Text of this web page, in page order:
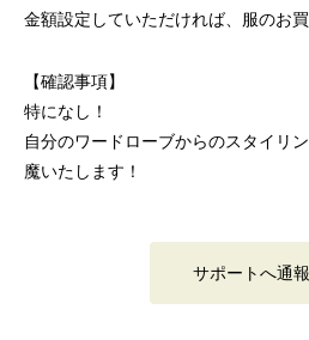
金額設定していただければ、服のお
【確認事項】
特になし！
自分のワードローブからのスタイリ
魔いたします！
サポートへ通